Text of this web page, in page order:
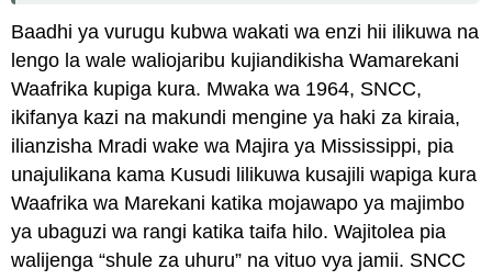
Baadhi ya vurugu kubwa wakati wa enzi hii ilikuwa na
lengo la wale waliojaribu kujiandikisha Wamarekani
Waafrika kupiga kura. Mwaka wa 1964, SNCC,
ikifanya kazi na makundi mengine ya haki za kiraia,
ilianzisha Mradi wake wa Majira ya Mississippi, pia
unajulikana kama Kusudi lilikuwa kusajili wapiga kura
Waafrika wa Marekani katika mojawapo ya majimbo
ya ubaguzi wa rangi katika taifa hilo. Wajitolea pia
walijenga “shule za uhuru” na vituo vya jamii. SNCC